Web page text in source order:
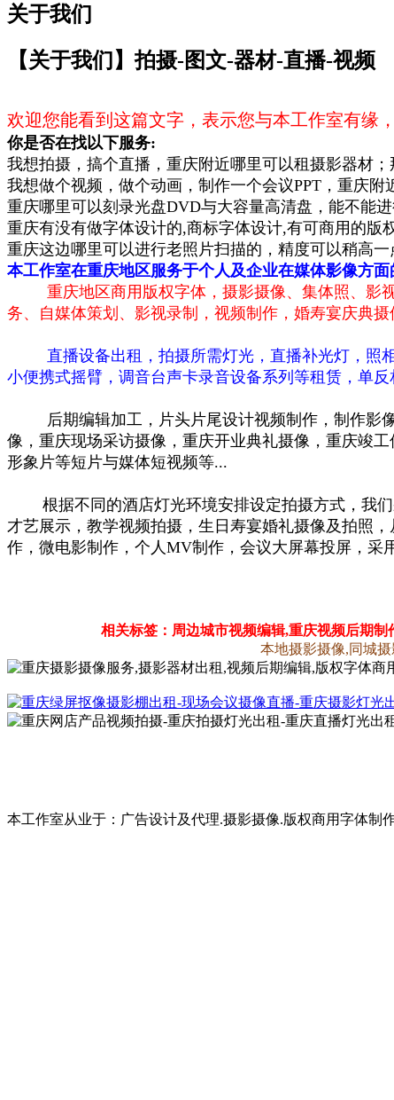
关于我们
【关于我们】拍摄-图文-器材-直播-视频
欢迎您能看到这篇文字，表示您与本工作室有缘
你是否在找以下服务:
我想拍摄，搞个直播， 重庆附近哪里可以租摄影器材；
我想做个视频，做个动画，制作一个会议PPT，重庆附
重庆哪里可以刻录光盘DVD与大容量高清盘，能不能
重庆有没有做字体设计的,商标字体设计,有可商用的版
重庆这边哪里可以进行老照片扫描的，精度可以稍高一
本工作室在重庆地区服务于个人及企业在媒体影像方面
重庆地区商用版权字体，摄影摄像、集体照、影
务、自媒体策划、影视录制，视频制作，婚寿宴庆典
直播设备出租， 拍摄所需灯光，直播补光灯，照
小便携式摇臂， 调音台声卡录音设备系列等租赁，单
后期编辑加工，片头片尾设计视频制作，制作影像
像，重庆现场采访摄像，重庆开业典礼摄像，重庆竣
形象片等短片与媒体短视频等...
根据不同的酒店灯光环境安排设定拍摄方式，我
才艺展示，教学视频拍摄，生日寿宴婚礼摄像及拍照，
作，微电影制作，个人MV制作，会议大屏幕投屏，采
相关标签：周边城市视频编辑,重庆视频后期制
本地摄影摄像,同城
本工作室从业于：广告设计及代理.摄影摄像.版权商用字体制